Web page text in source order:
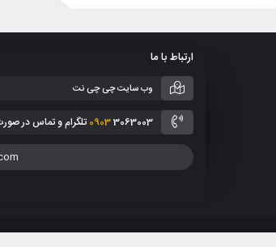
ارتباط با ما
وب سایت چی چی نت
09033063003 تلگرام و تماس در صورت لزوم